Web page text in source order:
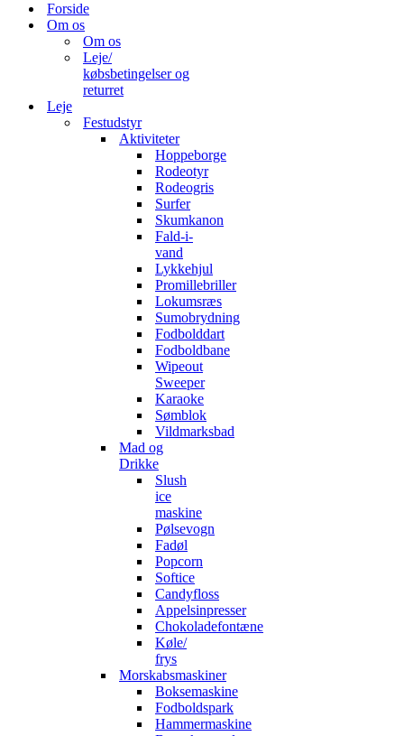
Forside
Om os
Om os
Leje/
købsbetingelser og
returret
Leje
Festudstyr
Aktiviteter
Hoppeborge
Rodeotyr
Rodeogris
Surfer
Skumkanon
Fald-i-
vand
Lykkehjul
Promillebriller
Lokumsræs
Sumobrydning
Fodbolddart
Fodboldbane
Wipeout
Sweeper
Karaoke
Sømblok
Vildmarksbad
Mad og
Drikke
Slush
ice
maskine
Pølsevogn
Fadøl
Popcorn
Softice
Candyfloss
Appelsinpresser
Chokoladefontæne
Køle/
frys
Morskabsmaskiner
Boksemaskine
Fodboldspark
Hammermaskine